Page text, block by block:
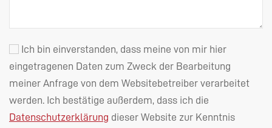
Ich bin einverstanden, dass meine von mir hier
eingetragenen Daten zum Zweck der Bearbeitung
meiner Anfrage von dem Websitebetreiber verarbeitet
werden. Ich bestätige außerdem, dass ich die
Datenschutzerklärung dieser Website zur Kenntnis